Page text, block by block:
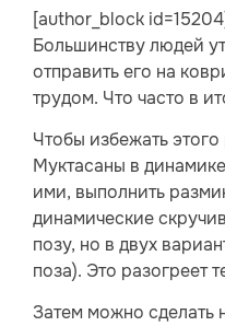
[author_block
Большинству людей
отправить его на
трудом. Что часто в
Чтобы избежать
Муктасаны в
ими, выполнить
динамические
позу, но в двух
поза). Это разогреет
Затем можно сделать